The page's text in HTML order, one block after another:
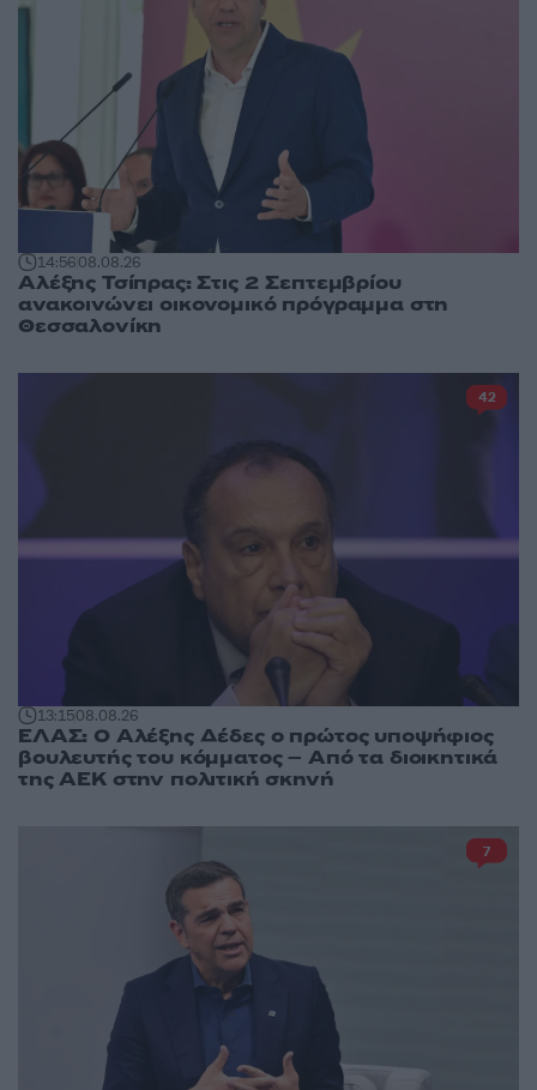
14:5608.08.26
Αλέξης Τσίπρας: Στις 2 Σεπτεμβρίου
ανακοινώνει οικονομικό πρόγραμμα στη
Θεσσαλονίκη
13:1508.08.26
ΕΛΑΣ: Ο Αλέξης Δέδες ο πρώτος υποψήφιος
βουλευτής του κόμματος – Από τα διοικητικά
της ΑΕΚ στην πολιτική σκηνή
42
7